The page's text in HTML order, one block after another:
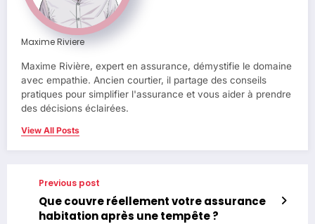
Maxime Riviere
Maxime Rivière, expert en assurance, démystifie le domaine
avec empathie. Ancien courtier, il partage des conseils
pratiques pour simplifier l'assurance et vous aider à prendre
des décisions éclairées.
View All Posts
Previous post
Que couvre réellement votre assurance
habitation après une tempête ?